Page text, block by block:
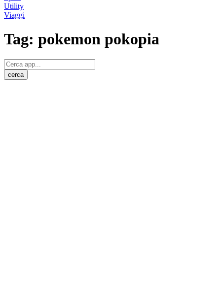
Utility
Viaggi
Tag: pokemon pokopia